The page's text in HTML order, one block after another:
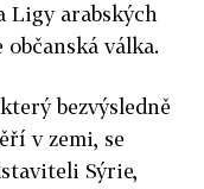
Ligy arabských
válka.
bezvýsledně
v zemi, se
Sýrie,